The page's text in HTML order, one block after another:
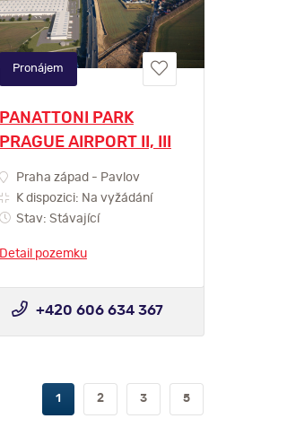
PANATTONI PARK
PRAGUE AIRPORT II, III
Praha západ - Pavlov
K dispozici: Na vyžádání
Stav: Stávající
Detail pozemku
Pronájem
+420 606 634 367
1 2 3 5